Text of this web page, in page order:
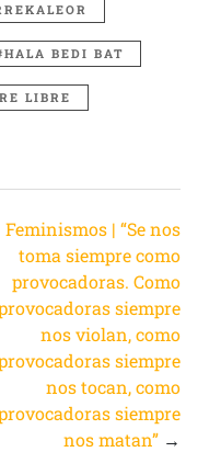
HALA BEDI BAT
LIBRE
Feminismos | “Se nos
toma siempre como
provocadoras. Como
siempre
nos violan, como
siempre
nos tocan, como
siempre
nos matan” →